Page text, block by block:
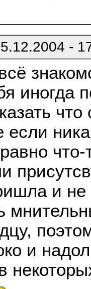
-
иногда
если
что-
и не
и